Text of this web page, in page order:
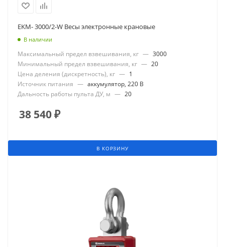
EKM- 3000/2-W Весы электронные крановые
В наличии
Максимальный предел взвешивания, кг — 3000
Минимальный предел взвешивания, кг — 20
Цена деления (дискретность), кг — 1
Источник питания — аккумулятор, 220 В
Дальность работы пульта ДУ, м — 20
38 540₽
В КОРЗИНУ